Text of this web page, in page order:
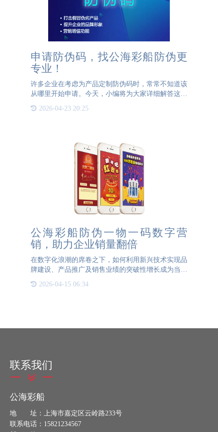
申请防伪码，找公海彩船防伪更
专业！
许多企业在考虑为产品定制防伪码时，常常不知道该
从哪里开始申请。今天，小编将为大家详细解答这个
问题。首先，需要明确的是，防伪码的申请并非通过
国家相关部门进行，而是需要通过第三方防伪公司来
2026-04-23 20:25
公海彩船防伪一物一码数字营
销，助力企业销量翻倍
在数字化浪潮的席卷之下，如何利用新兴技术实现品
牌建设、产品推广及销售业绩的突破性增长成为当下
数字营销策略应运而生，并逐渐展现出其对企业发展
2026-04-15 06:34
联系我们
公海彩船
地 址：上海市嘉定区云岭路233号
联系电话：15821234567